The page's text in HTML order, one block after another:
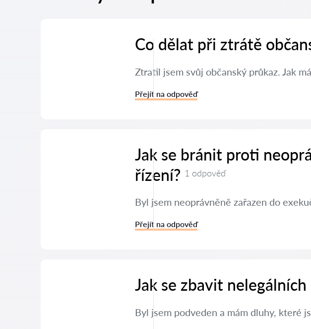
Co dělat při ztrátě
Ztratil jsem svůj občanský průkaz. Jak
Přejít na odpověď
Jak se bránit proti
řízení? 1 odpověď
Byl jsem neoprávněně zařazen do
Přejít na odpověď
Jak se zbavit nelegálních
Byl jsem podveden a mám dluhy, které